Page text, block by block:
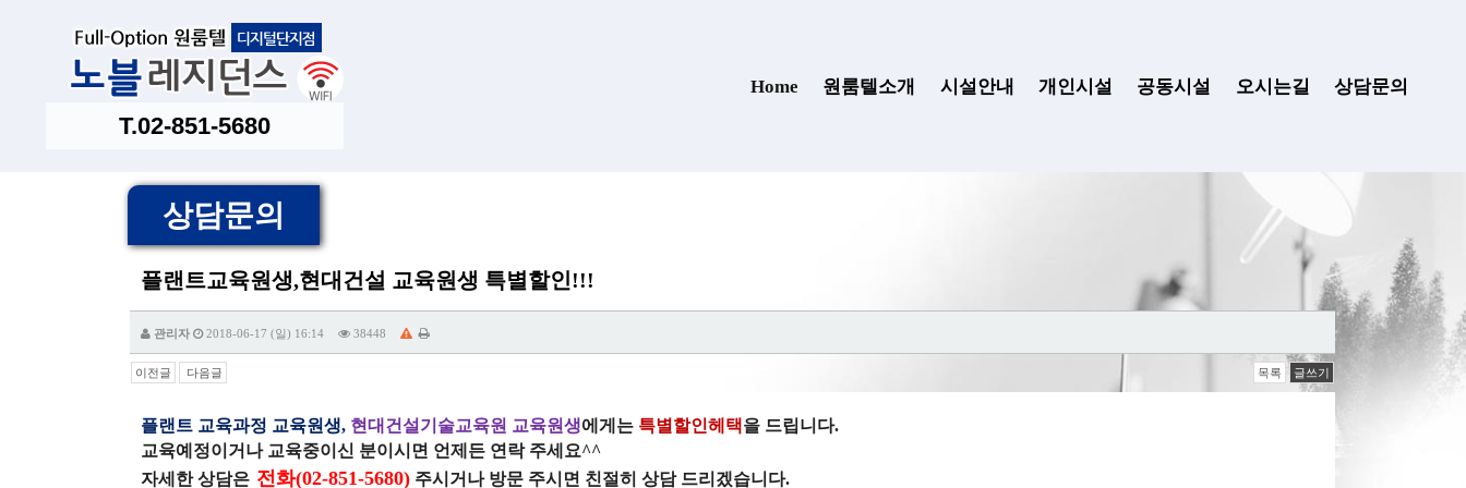
T.02-851-5680
Home(current)
원룸텔소개 시설안내 개인시설 공동시설 오시는길 상담문의
상담문의
플랜트교육원생,현대건설 교육원생 특별할인!!!
관리자 2018-06-17 (일) 16:14 38448
이전글 다음글 목록 글쓰기
플랜트 교육과정 교육원생, 현대건설기술교육원 교육원생에게는 특별할인헤택을 드립니다.
교육예정이거나 교육중이신 분이시면 언제든 연락 주세요^^
자세한 상담은 전화(02-851-5680) 주시거나 방문 주시면 친절히 상담 드리겠습니다.